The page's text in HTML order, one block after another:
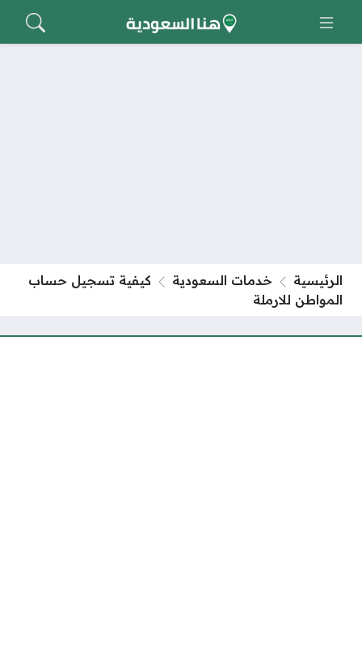
الرئيسية خدمات السعودية
كيفية تسجيل حساب
المواطن للارملة